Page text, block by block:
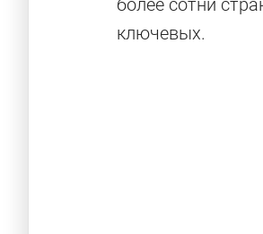
более сотни
ключевых.